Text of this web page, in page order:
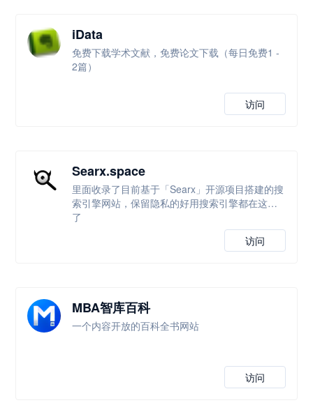
iData
免费下载学术文献，免费论文下载（每日免费1 -
2篇）
访问
Searx.space
里面收录了目前基于「Searx」开源项目搭建的搜
索引擎网站，保留隐私的好用搜索引擎都在这里
了
访问
MBA智库百科
一个内容开放的百科全书网站
访问